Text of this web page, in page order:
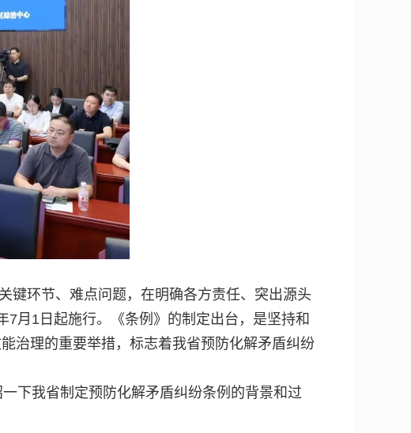
键环节、难点问题，在明确各方责任、突出源头
月1日起施行。《条例》的制定出台，是坚持和
治理的重要举措，标志着我省预防化解矛盾纠纷
下我省制定预防化解矛盾纠纷条例的背景和过